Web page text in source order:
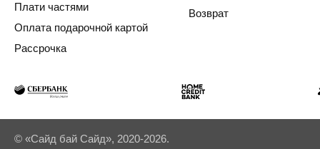
Плати частями
Оплата подарочной картой
Рассрочка
Возврат
© «Сайд бай Сайд», 2020-2026.